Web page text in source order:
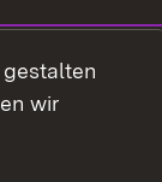
wir